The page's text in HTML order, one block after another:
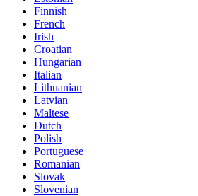
Finnish
French
Irish
Croatian
Hungarian
Italian
Lithuanian
Latvian
Maltese
Dutch
Polish
Portuguese
Romanian
Slovak
Slovenian